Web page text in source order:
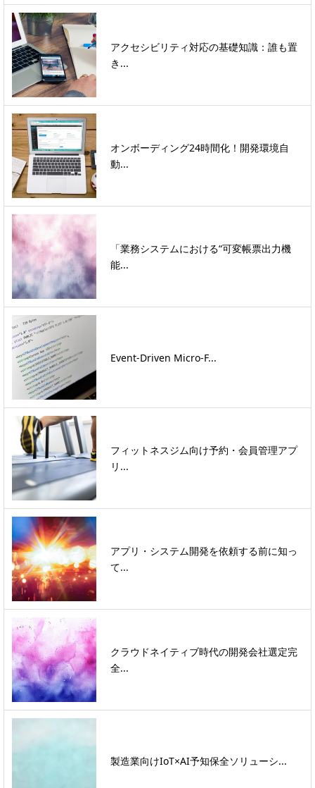
アクセシビリティ対応の基礎知識：誰も置
き...
オンボーディング24時間化！開発環境自
動...
「業務システムにおける“可変帳票出力機
能...
Event-Driven Micro-F...
フィットネスジム向け予約・会員管理アプ
リ...
アプリ・システム開発を依頼する前に知っ
て...
クラウドネイティブ時代の開発会社選定完
全...
製造業向けIoT×AI予知保全ソリューシ...